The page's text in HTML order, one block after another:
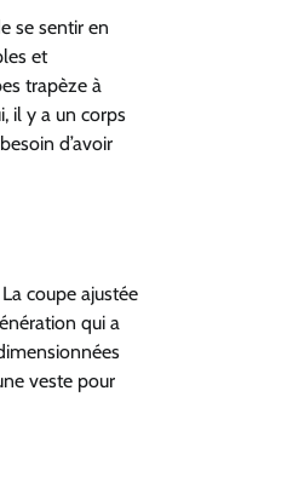
se sentir en
et
trapèze à
il y a un corps
d’avoir
coupe ajustée
qui a
veste pour